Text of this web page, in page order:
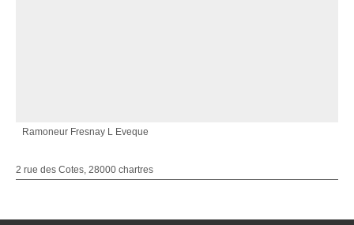
Ramoneur Fresnay L Eveque
2 rue des Cotes, 28000 chartres